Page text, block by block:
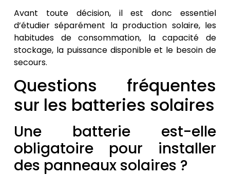
Avant toute décision, il est donc essentiel
d’étudier séparément la production solaire, les
habitudes de consommation, la capacité de
stockage, la puissance disponible et le besoin de
secours.
Questions fréquentes
sur les batteries solaires
Une batterie est-elle
obligatoire pour installer
des panneaux solaires ?